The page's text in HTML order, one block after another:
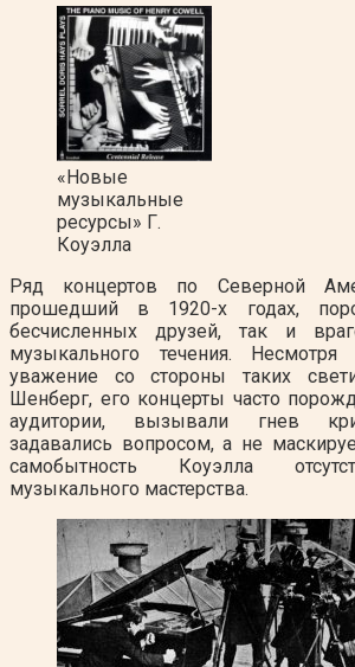
«Новые
музыкальные
ресурсы» Г.
Коуэлла
Ряд концертов по Северной
прошедший в 1920-х годах,
бесчисленных друзей, так и
музыкального течения.
уважение со стороны таких
Шенберг, его концерты часто
аудитории, вызывали гнев
задавались вопросом, а не
самобытность Коуэлла
музыкального мастерства.